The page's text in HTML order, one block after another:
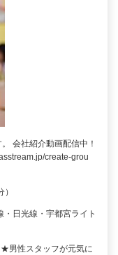
会社紹介動画配信中！
create-grou
日光線・宇都宮ライト
男性スタッフが元気に